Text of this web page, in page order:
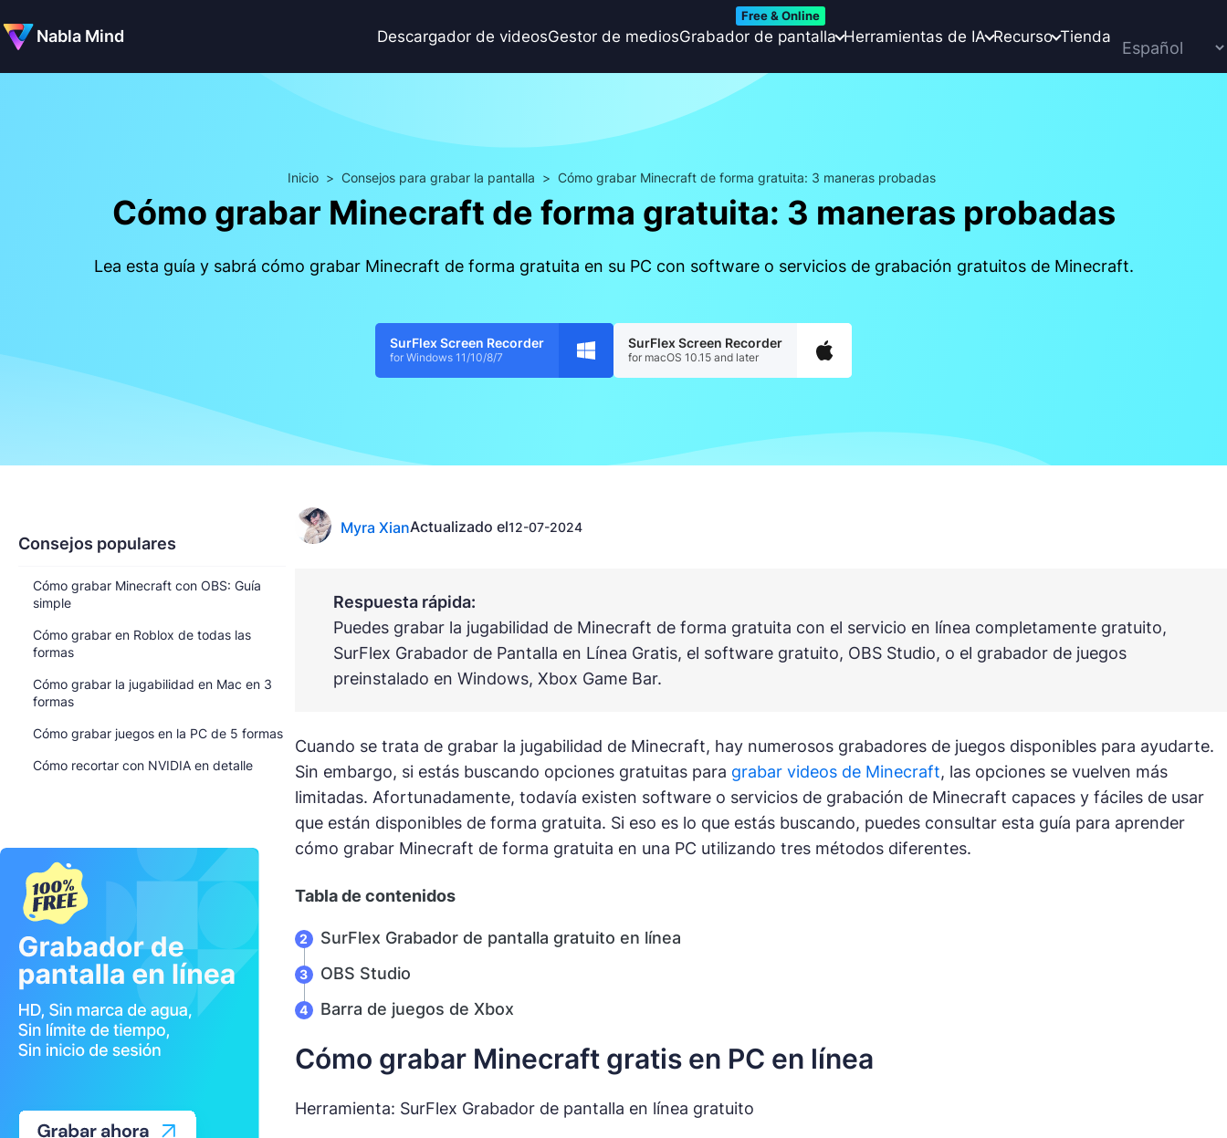
Nabla Mind Descargador de videosGestor de mediosGrabador de pantalla
Free & Online
Herramientas de IA Recurso Tienda
Inicio > Consejos para grabar la pantalla > Cómo grabar Minecraft de forma gratuita: 3 maneras probadas
Cómo grabar Minecraft de forma gratuita: 3 maneras probadas
Lea esta guía y sabrá cómo grabar Minecraft de forma gratuita en su PC con software o servicios de grabación gratuitos de Minecraft.
SurFlex Screen Recorder
for Windows 11/10/8/7
SurFlex Screen Recorder
for macOS 10.15 and later
Consejos populares
Cómo grabar Minecraft con OBS: Guía
simple
Cómo grabar en Roblox de todas las
formas
Cómo grabar la jugabilidad en Mac en 3
formas
Cómo grabar juegos en la PC de 5 formas
Cómo recortar con NVIDIA en detalle
Myra XianActualizado el12-07-2024
Respuesta rápida:
Puedes grabar la jugabilidad de Minecraft de forma gratuita con el servicio en línea completamente gratuito,
SurFlex Grabador de Pantalla en Línea Gratis, el software gratuito, OBS Studio, o el grabador de juegos
preinstalado en Windows, Xbox Game Bar.
Cuando se trata de grabar la jugabilidad de Minecraft, hay numerosos grabadores de juegos disponibles para ayudarte.
Sin embargo, si estás buscando opciones gratuitas para grabar videos de Minecraft, las opciones se vuelven más
limitadas. Afortunadamente, todavía existen software o servicios de grabación de Minecraft capaces y fáciles de usar
que están disponibles de forma gratuita. Si eso es lo que estás buscando, puedes consultar esta guía para aprender
cómo grabar Minecraft de forma gratuita en una PC utilizando tres métodos diferentes.
Tabla de contenidos
SurFlex Grabador de pantalla gratuito en línea
OBS Studio
Barra de juegos de Xbox
Cómo grabar Minecraft gratis en PC en línea
Herramienta: SurFlex Grabador de pantalla en línea gratuito